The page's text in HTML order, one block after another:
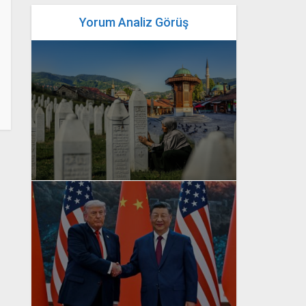
Yorum Analiz Görüş
yazan Bahri Ak
yazanBahri Ak